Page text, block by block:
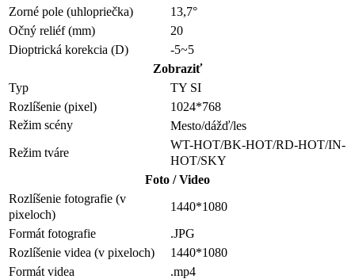
Zorné pole (uhlopriečka)
13,7°
Očný reliéf (mm)
20
Dioptrická korekcia (D)
-5~5
Zobraziť
Typ
TY SI
Rozlíšenie (pixel)
1024*768
Režim scény
Mesto/dážď/les
Režim tváre
WT-HOT/BK-HOT/RD-HOT/IN-
HOT/SKY
Foto / Video
Rozlíšenie fotografie (v
pixeloch)
1440*1080
Formát fotografie
.JPG
Rozlíšenie videa (v pixeloch)
1440*1080
Formát videa
.mp4